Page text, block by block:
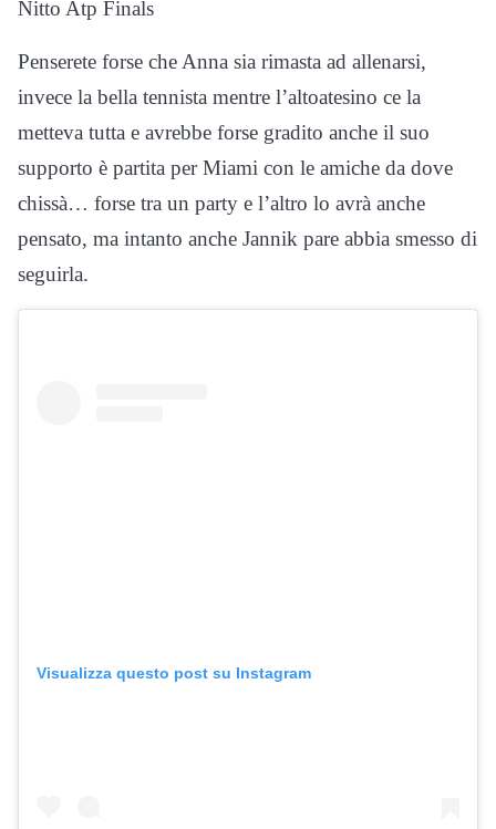
Nitto Atp Finals
Penserete forse che Anna sia rimasta ad allenarsi,
invece la bella tennista mentre l’altoatesino ce la
metteva tutta e avrebbe forse gradito anche il suo
supporto è partita per Miami con le amiche da dove
chissà… forse tra un party e l’altro lo avrà anche
pensato, ma intanto anche Jannik pare abbia smesso di
seguirla.
Visualizza questo post su Instagram